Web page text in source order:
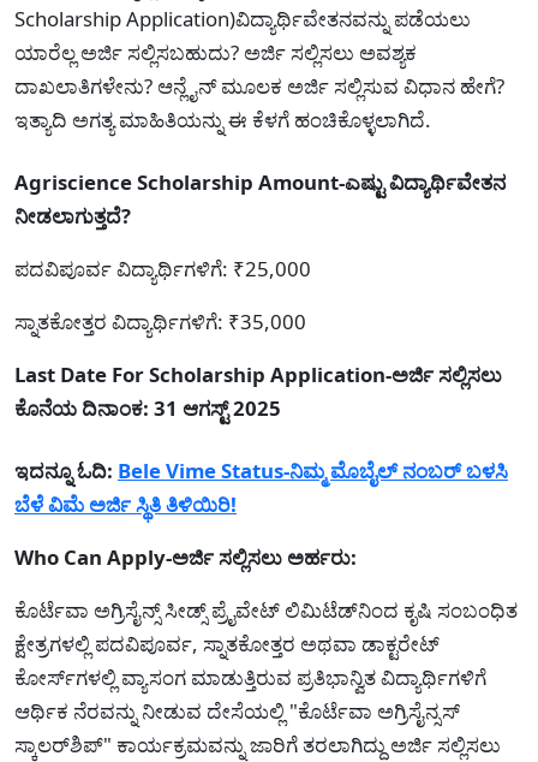
Scholarship Application)ವಿದ್ಯಾರ್ಥಿವೇತನವನ್ನು ಪಡೆಯಲು
ಯಾರೆಲ್ಲ ಅರ್ಜಿ ಸಲ್ಲಿಸಬಹುದು? ಅರ್ಜಿ ಸಲ್ಲಿಸಲು ಅವಶ್ಯಕ
ದಾಖಲಾತಿಗಳೇನು? ಆನ್ಲೈನ್ ಮೂಲಕ ಅರ್ಜಿ ಸಲ್ಲಿಸುವ ವಿಧಾನ ಹೇಗೆ?
ಇತ್ಯಾದಿ ಅಗತ್ಯ ಮಾಹಿತಿಯನ್ನು ಈ ಕೆಳಗೆ ಹಂಚಿಕೊಳ್ಳಲಾಗಿದೆ.
Agriscience Scholarship Amount-ಎಷ್ಟು ವಿದ್ಯಾರ್ಥಿವೇತನ
ನೀಡಲಾಗುತ್ತದೆ?
ಪದವಿಪೂರ್ವ ವಿದ್ಯಾರ್ಥಿಗಳಿಗೆ: ₹25,000
ಸ್ನಾತಕೋತ್ತರ ವಿದ್ಯಾರ್ಥಿಗಳಿಗೆ: ₹35,000
Last Date For Scholarship Application-ಅರ್ಜಿ ಸಲ್ಲಿಸಲು
ಕೊನೆಯ ದಿನಾಂಕ: 31 ಆಗಸ್ಟ್ 2025
ಇದನ್ನೂ ಓದಿ: Bele Vime Status-ನಿಮ್ಮ ಮೊಬೈಲ್ ನಂಬರ್ ಬಳಸಿ
ಬೆಳೆ ವಿಮೆ ಅರ್ಜಿ ಸ್ಥಿತಿ ತಿಳಿಯಿರಿ!
Who Can Apply-ಅರ್ಜಿ ಸಲ್ಲಿಸಲು ಅರ್ಹರು:
ಕೊರ್ಟೆವಾ ಅಗ್ರಿಸೈನ್ಸ್ ಸೀಡ್ಸ್ ಪ್ರೈವೇಟ್ ಲಿಮಿಟೆಡ್‌ನಿಂದ ಕೃಷಿ ಸಂಬಂಧಿತ
ಕ್ಷೇತ್ರಗಳಲ್ಲಿ ಪದವಿಪೂರ್ವ, ಸ್ನಾತಕೋತ್ತರ ಅಥವಾ ಡಾಕ್ಟರೇಟ್
ಕೋರ್ಸ್‌ಗಳಲ್ಲಿ ವ್ಯಾಸಂಗ ಮಾಡುತ್ತಿರುವ ಪ್ರತಿಭಾನ್ವಿತ ವಿದ್ಯಾರ್ಥಿಗಳಿಗೆ
ಆರ್ಥಿಕ ನೆರವನ್ನು ನೀಡುವ ದೇಸೆಯಲ್ಲಿ "ಕೊರ್ಟೆವಾ ಅಗ್ರಿಸೈನ್ಸಸ್
ಸ್ಕಾಲರ್‌ಶಿಪ್" ಕಾರ್ಯಕ್ರಮವನ್ನು ಜಾರಿಗೆ ತರಲಾಗಿದ್ದು ಅರ್ಜಿ ಸಲ್ಲಿಸಲು